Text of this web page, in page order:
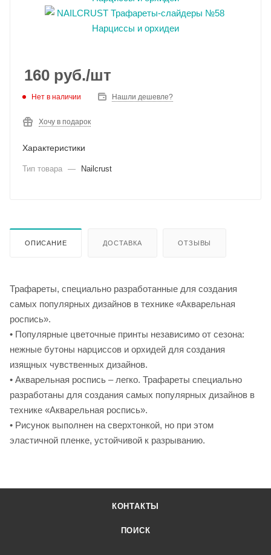
160 руб./шт
Нет в наличии Нашли дешевле?
Хочу в подарок
Характеристики
Тип товара — Nailcrust
ОПИСАНИЕ ДОСТАВКА ОТЗЫВЫ
Трафареты, специально разработанные для создания
самых популярных дизайнов в технике «Акварельная
роспись».
• Популярные цветочные принты независимо от сезона:
нежные бутоны нарциссов и орхидей для создания
изящных чувственных дизайнов.
• Акварельная роспись – легко. Трафареты специально
разработаны для создания самых популярных дизайнов в
технике «Акварельная роспись».
• Рисунок выполнен на сверхтонкой, но при этом
эластичной пленке, устойчивой к разрыванию.
КОНТАКТЫ
ПОИСК